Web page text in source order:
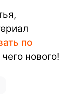
по
нового!